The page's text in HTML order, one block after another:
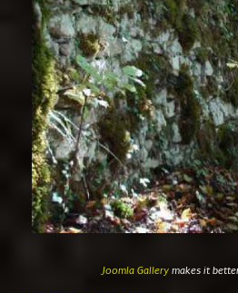
Joomla Gallerymakes it